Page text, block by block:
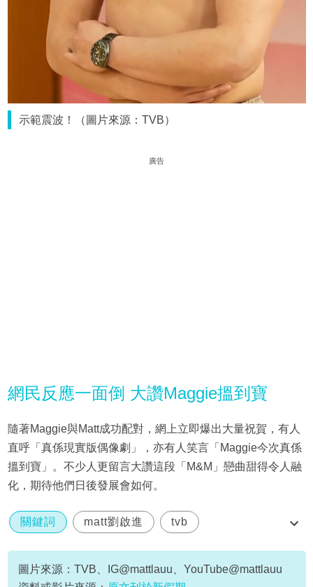
示範震波！（圖片來源：TVB）
廣告
網民反應一面倒 大讚Maggie搵到寶
隨著Maggie與Matt成功配對，網上立即爆出大量祝賀，有人
直呼「真係現實版偶像劇」，亦有人笑言「Maggie今次真係
搵到寶」。不少人更留言大讚這段「M&M」戀曲甜得令人融
化，期待他們日後發展會如何。
關鍵詞 matt劉啟進 tvb
女神配對計劃
梁敏巧
圖片來源：TVB、IG@mattlauu、YouTube@mattlauu